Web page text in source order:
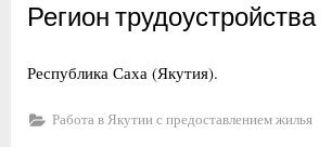
Регион трудоустройства
Республика Саха (Якутия).
Работа в Якутии с предоставлением жилья